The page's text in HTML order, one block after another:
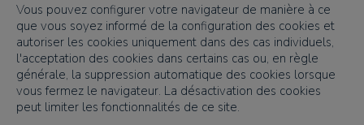
Vous pouvez configurer votre navigateur de manière à ce
que vous soyez informé de la configuration des cookies et
autoriser les cookies uniquement dans des cas individuels,
l'acceptation des cookies dans certains cas ou, en règle
générale, la suppression automatique des cookies lorsque
vous fermez le navigateur. La désactivation des cookies
peut limiter les fonctionnalités de ce site.